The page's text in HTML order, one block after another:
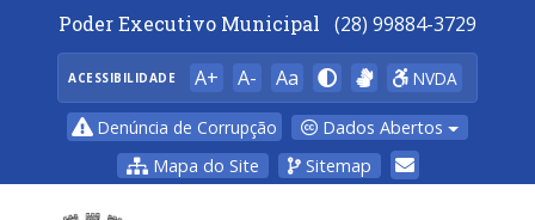
Poder Executivo Municipal (28) 99884-3729
ACESSIBILIDADE A+ A- Aa NVDA
Denúncia de Corrupção
Dados Abertos
Mapa do Site
Sitemap